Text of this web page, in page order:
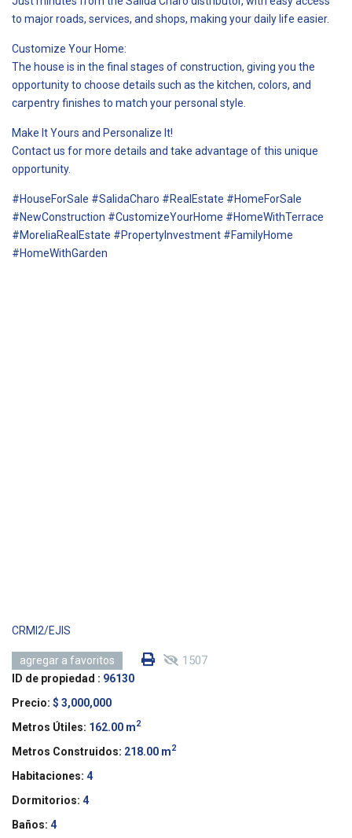
to major roads, services, and shops, making your daily life easier.
Customize Your Home:
The house is in the final stages of construction, giving you the
opportunity to choose details such as the kitchen, colors, and
carpentry finishes to match your personal style.
Make It Yours and Personalize It!
Contact us for more details and take advantage of this unique
opportunity.
#HouseForSale #SalidaCharo #RealEstate #HomeForSale
#NewConstruction #CustomizeYourHome #HomeWithTerrace
#MoreliaRealEstate #PropertyInvestment #FamilyHome
#HomeWithGarden
CRMI2/EJIS
agregar a favoritos 1507
ID de propiedad : 96130
Precio: $ 3,000,000
Metros Útiles: 162.00 m2
Metros Construidos: 218.00 m2
Habitaciones: 4
Dormitorios: 4
Baños: 4